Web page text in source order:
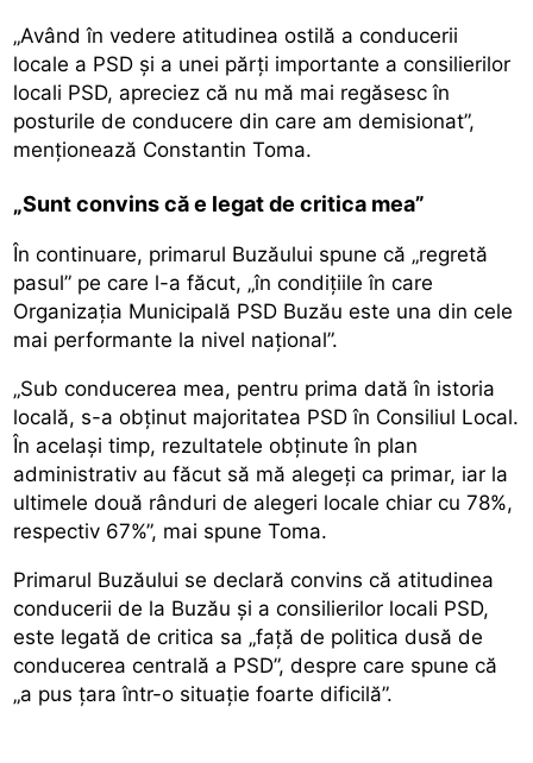
„Având în vedere atitudinea ostilă a conducerii
locale a PSD și a unei părți importante a consilierilor
locali PSD, apreciez că nu mă mai regăsesc în
posturile de conducere din care am demisionat”,
menționează Constantin Toma.
„Sunt convins că e legat de critica mea”
În continuare, primarul Buzăului spune că „regretă
pasul” pe care l-a făcut, „în condițiile în care
Organizația Municipală PSD Buzău este una din cele
mai performante la nivel național”.
„Sub conducerea mea, pentru prima dată în istoria
locală, s-a obținut majoritatea PSD în Consiliul Local.
În același timp, rezultatele obținute în plan
administrativ au făcut să mă alegeți ca primar, iar la
ultimele două rânduri de alegeri locale chiar cu 78%,
respectiv 67%”, mai spune Toma.
Primarul Buzăului se declară convins că atitudinea
conducerii de la Buzău și a consilierilor locali PSD,
este legată de critica sa „față de politica dusă de
conducerea centrală a PSD”, despre care spune că
„a pus țara într-o situație foarte dificilă”.